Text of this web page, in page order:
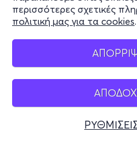
περισσότερες σχετικές
πολιτική μας για τα cookies.